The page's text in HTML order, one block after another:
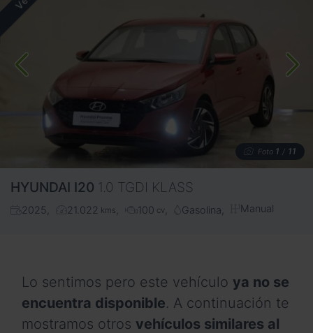
Foto 1 / 11
HYUNDAI I20 1.0 TGDI KLASS
2025 21.022 kms 100 cv Gasolina Manual
Lo sentimos pero este vehículo ya no se
encuentra disponible. A continuación te
mostramos otros vehículos similares al